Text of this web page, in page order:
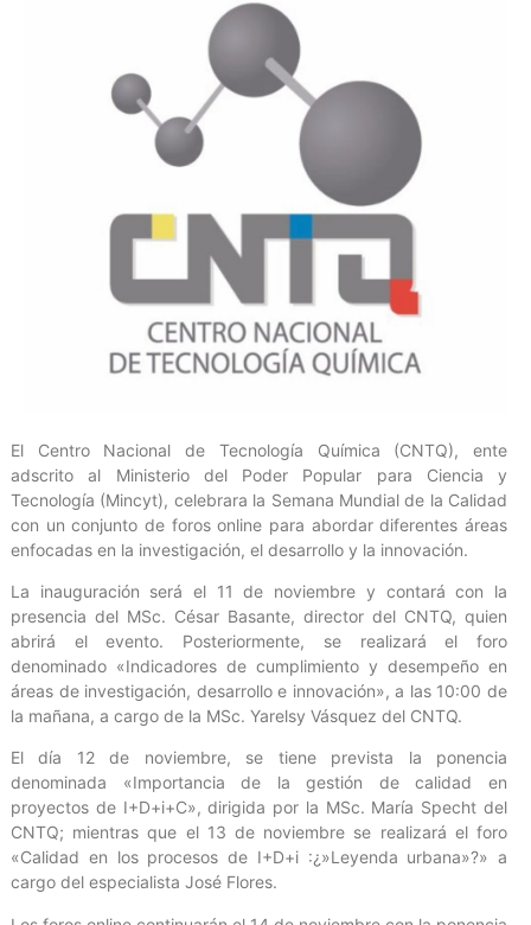
El Centro Nacional de Tecnología Química (CNTQ), ente
adscrito al Ministerio del Poder Popular para Ciencia y
Tecnología (Mincyt), celebrara la Semana Mundial de la Calidad
con un conjunto de foros online para abordar diferentes áreas
enfocadas en la investigación, el desarrollo y la innovación.
La inauguración será el 11 de noviembre y contará con la
presencia del MSc. César Basante, director del CNTQ, quien
abrirá el evento. Posteriormente, se realizará el foro
denominado «Indicadores de cumplimiento y desempeño en
áreas de investigación, desarrollo e innovación», a las 10:00 de
la mañana, a cargo de la MSc. Yarelsy Vásquez del CNTQ.
El día 12 de noviembre, se tiene prevista la ponencia
denominada «Importancia de la gestión de calidad en
proyectos de I+D+i+C», dirigida por la MSc. María Specht del
CNTQ; mientras que el 13 de noviembre se realizará el foro
«Calidad en los procesos de I+D+i :¿»Leyenda urbana»?» a
cargo del especialista José Flores.